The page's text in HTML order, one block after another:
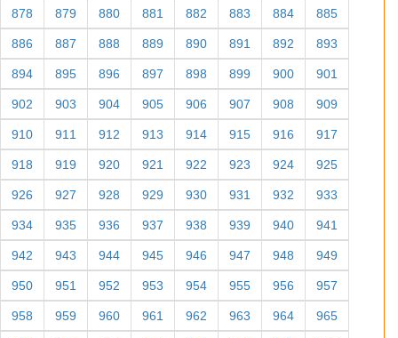
878 879 880 881 882 883 884 885
886 887 888 889 890 891 892 893
894 895 896 897 898 899 900 901
902 903 904 905 906 907 908 909
910 911 912 913 914 915 916 917
918 919 920 921 922 923 924 925
926 927 928 929 930 931 932 933
934 935 936 937 938 939 940 941
942 943 944 945 946 947 948 949
950 951 952 953 954 955 956 957
958 959 960 961 962 963 964 965